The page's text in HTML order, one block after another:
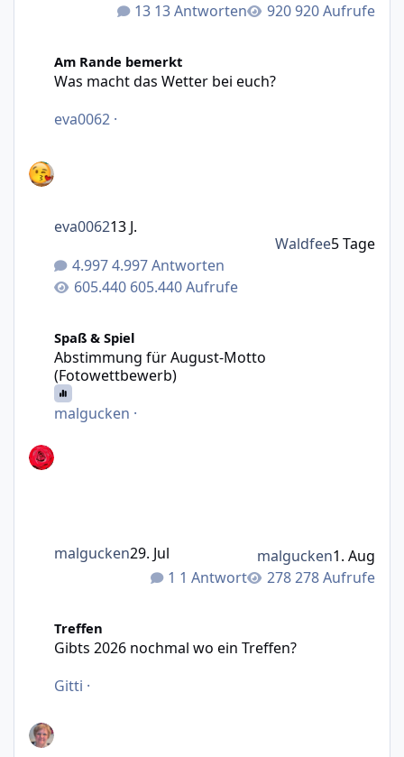
13 Antworten 920 Aufrufe
Am Rande bemerkt
Was macht das Wetter bei euch?
eva0062 ·
4.997 Antworten
605.440 Aufrufe
eva006213 J.
Waldfee5 Tage
Spaß & Spiel
Abstimmung für August-Motto
(Fotowettbewerb)
malgucken ·
1 Antwort 278 Aufrufe
malgucken29. Jul malgucken1. Aug
Treffen
Gibts 2026 nochmal wo ein Treffen?
Gitti ·